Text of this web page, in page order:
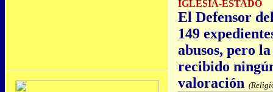
IGLESIA-ESTADO
El Defensor
149
abusos, pero
recibido
valoración